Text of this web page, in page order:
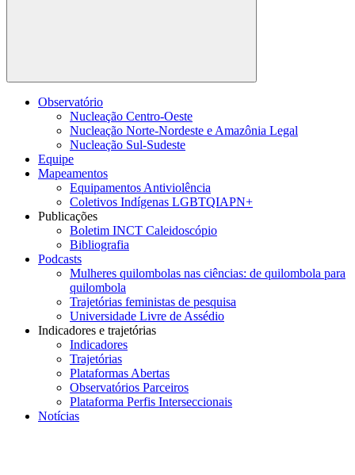
Buscar
Observatório
Nucleação Centro-Oeste
Nucleação Norte-Nordeste e Amazônia Legal
Nucleação Sul-Sudeste
Equipe
Mapeamentos
Equipamentos Antiviolência
Coletivos Indígenas LGBTQIAPN+
Publicações
Boletim INCT Caleidoscópio
Bibliografia
Podcasts
Mulheres quilombolas nas ciências: de quilombola para
quilombola
Trajetórias feministas de pesquisa
Universidade Livre de Assédio
Indicadores e trajetórias
Indicadores
Trajetórias
Plataformas Abertas
Observatórios Parceiros
Plataforma Perfis Interseccionais
Notícias